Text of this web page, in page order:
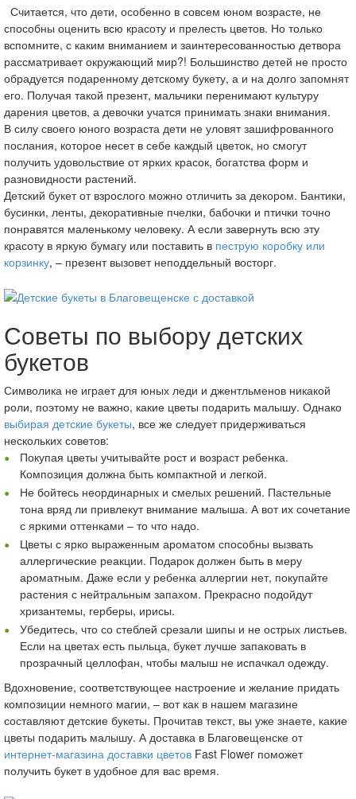
Считается, что дети, особенно в совсем юном возрасте, не
способны оценить всю красоту и прелесть цветов. Но только
вспомните, с каким вниманием и заинтересованностью детвора
рассматривает окружающий мир?! Большинство детей не просто
обрадуется подаренному детскому букету, а и на долго запомнят
его. Получая такой презент, мальчики перенимают культуру
дарения цветов, а девочки учатся принимать знаки внимания.
В силу своего юного возраста дети не уловят зашифрованного
послания, которое несет в себе каждый цветок, но смогут
получить удовольствие от ярких красок, богатства форм и
разновидности растений.
Детский букет от взрослого можно отличить за декором. Бантики,
бусинки, ленты, декоративные пчелки, бабочки и птички точно
понравятся маленькому человеку. А если завернуть всю эту
красоту в яркую бумагу или поставить в пеструю коробку или
корзинку, – презент вызовет неподдельный восторг.
Советы по выбору детских
букетов
Символика не играет для юных леди и джентльменов никакой
роли, поэтому не важно, какие цветы подарить малышу. Однако
выбирая детские букеты, все же следует придерживаться
нескольких советов:
Покупая цветы учитывайте рост и возраст ребенка.
Композиция должна быть компактной и легкой.
Не бойтесь неординарных и смелых решений. Пастельные
тона вряд ли привлекут внимание малыша. А вот их сочетание
с яркими оттенками – то что надо.
Цветы с ярко выраженным ароматом способны вызвать
аллергические реакции. Подарок должен быть в меру
ароматным. Даже если у ребенка аллергии нет, покупайте
растения с нейтральным запахом. Прекрасно подойдут
хризантемы, герберы, ирисы.
Убедитесь, что со стеблей срезали шипы и не острых листьев.
Если на цветах есть пыльца, букет лучше запаковать в
прозрачный целлофан, чтобы малыш не испачкал одежду.
Вдохновение, соответствующее настроение и желание придать
композиции немного магии, – вот как в нашем магазине
составляют детские букеты. Прочитав текст, вы уже знаете, какие
цветы подарить малышу. А доставка в Благовещенске от
интернет-магазина доставки цветов Fast Flower поможет
получить букет в удобное для вас время.